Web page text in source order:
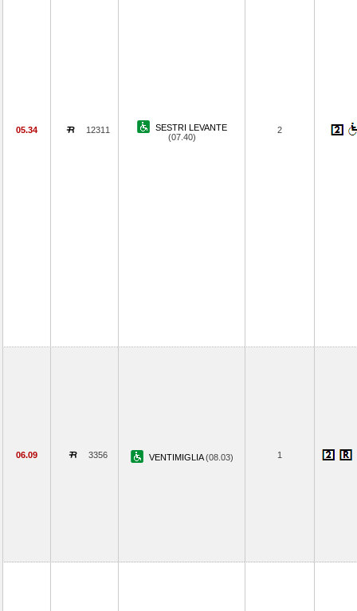
05.34 12311
SESTRI LEVANTE
(07.40)
2
06.09 3356 VENTIMIGLIA(08.03) 1